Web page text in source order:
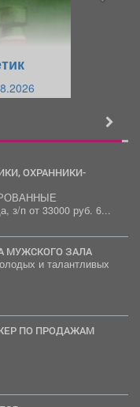
разряда, з/п от 33000 руб. 6...
МУЖСКОГО ЗАЛА
и талантливых
ПО ПРОДАЖАМ